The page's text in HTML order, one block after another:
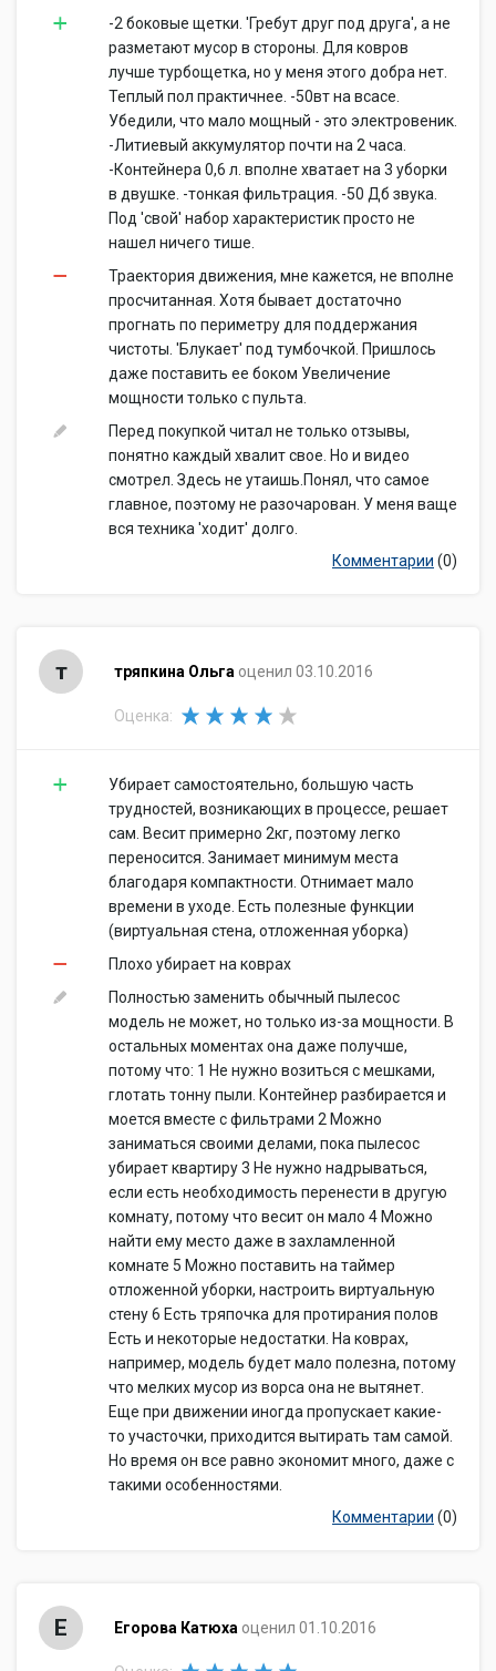
-2 боковые щетки. 'Гребут друг под друга', а не
разметают мусор в стороны. Для ковров
лучше турбощетка, но у меня этого добра нет.
Теплый пол практичнее. -50вт на всасе.
Убедили, что мало мощный - это электровеник.
-Литиевый аккумулятор почти на 2 часа.
-Контейнера 0,6 л. вполне хватает на 3 уборки
в двушке. -тонкая фильтрация. -50 Дб звука.
Под 'свой' набор характеристик просто не
нашел ничего тише.
Траектория движения, мне кажется, не вполне
просчитанная. Хотя бывает достаточно
прогнать по периметру для поддержания
чистоты. 'Блукает' под тумбочкой. Пришлось
даже поставить ее боком Увеличение
мощности только с пульта.
Перед покупкой читал не только отзывы,
понятно каждый хвалит свое. Но и видео
смотрел. Здесь не утаишь.Понял, что самое
главное, поэтому не разочарован. У меня ваще
вся техника 'ходит' долго.
Комментарии (0)
т тряпкина Ольга оценил 03.10.2016
Оценка:
Убирает самостоятельно, большую часть
трудностей, возникающих в процессе, решает
сам. Весит примерно 2кг, поэтому легко
переносится. Занимает минимум места
благодаря компактности. Отнимает мало
времени в уходе. Есть полезные функции
(виртуальная стена, отложенная уборка)
Плохо убирает на коврах
Полностью заменить обычный пылесос
модель не может, но только из-за мощности. В
остальных моментах она даже получше,
потому что: 1 Не нужно возиться с мешками,
глотать тонну пыли. Контейнер разбирается и
моется вместе с фильтрами 2 Можно
заниматься своими делами, пока пылесос
убирает квартиру 3 Не нужно надрываться,
если есть необходимость перенести в другую
комнату, потому что весит он мало 4 Можно
найти ему место даже в захламленной
комнате 5 Можно поставить на таймер
отложенной уборки, настроить виртуальную
стену 6 Есть тряпочка для протирания полов
Есть и некоторые недостатки. На коврах,
например, модель будет мало полезна, потому
что мелких мусор из ворса она не вытянет.
Еще при движении иногда пропускает какие-
то участочки, приходится вытирать там самой.
Но время он все равно экономит много, даже с
такими особенностями.
Комментарии (0)
Е Егорова Катюха оценил 01.10.2016